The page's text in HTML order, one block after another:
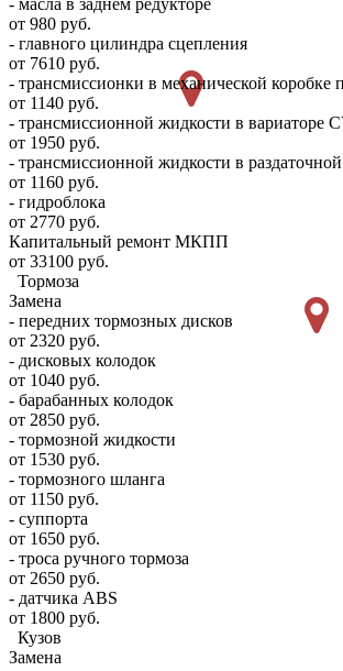
- масла в заднем редукторе
от 980 руб.
- главного цилиндра сцепления
от 7610 руб.
- трансмиссионки в механической
от 1140 руб.
- трансмиссионной жидкости в вариаторе
от 1950 руб.
- трансмиссионной жидкости в
от 1160 руб.
- гидроблока
от 2770 руб.
Капитальный ремонт МКПП
от 33100 руб.
Тормоза
Замена
- передних тормозных дисков
от 2320 руб.
- дисковых колодок
от 1040 руб.
- барабанных колодок
от 2850 руб.
- тормозной жидкости
от 1530 руб.
- тормозного шланга
от 1150 руб.
- суппорта
от 1650 руб.
- троса ручного тормоза
от 2650 руб.
- датчика ABS
от 1800 руб.
Кузов
Замена